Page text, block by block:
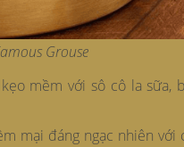
Grouse
mềm với sô cô la sữa,
mại đáng ngạc nhiên với